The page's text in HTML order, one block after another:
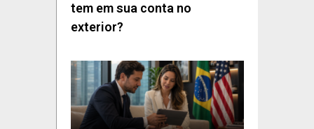
tem em sua conta no
exterior?